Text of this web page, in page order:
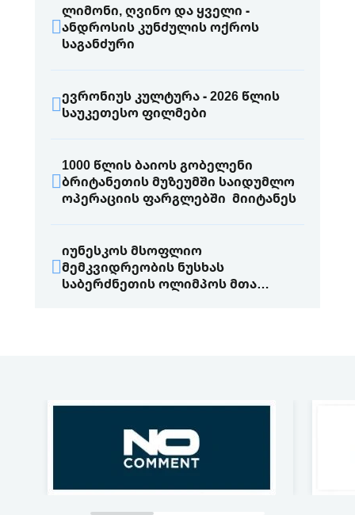
ლიმონი, ღვინო და ყველი -
ანდროსის კუნძულის ოქროს
საგანძური
ევრონიუს კულტურა - 2026 წლის
საუკეთესო ფილმები
1000 წლის ბაიოს გობელენი
ბრიტანეთის მუზეუმში საიდუმლო
ოპერაციის ფარგლებში მიიტანეს
იუნესკოს მსოფლიო
მემკვიდრეობის ნუსხას
საბერძნეთის ოლიმპოს მთა